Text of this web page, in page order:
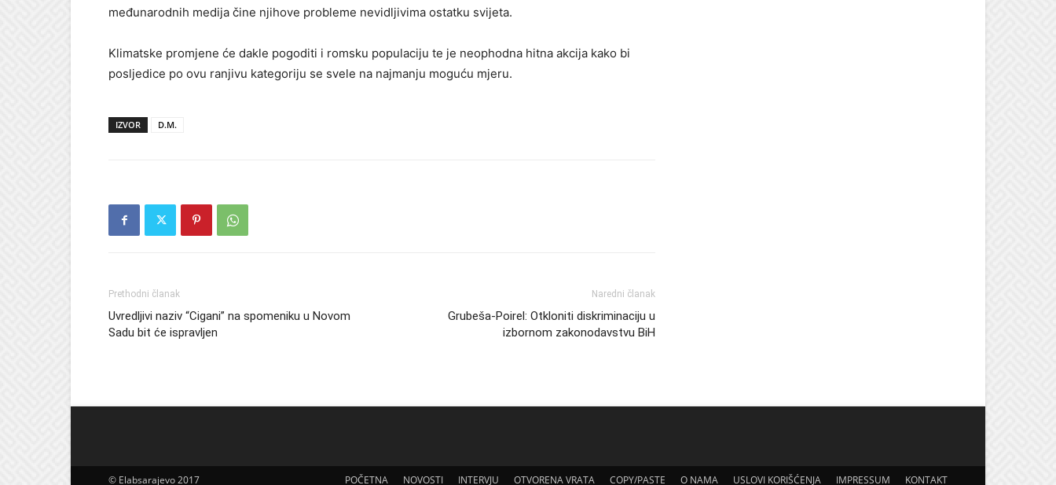
međunarodnih medija čine njihove probleme nevidljivima ostatku svijeta.
Klimatske promjene će dakle pogoditi i romsku populaciju te je neophodna hitna akcija kako bi
posljedice po ovu ranjivu kategoriju se svele na najmanju moguću mjeru.
IZVOR D.M.
Prethodni članak
Uvredljivi naziv “Cigani” na spomeniku u Novom
Sadu bit će ispravljen
Naredni članak
Grubeša-Poirel: Otkloniti diskriminaciju u
izbornom zakonodavstvu BiH
POČETNA NOVOSTI INTERVJU OTVORENA VRATA COPY/PASTE O NAMA USLOVI KORIŠĆENJA IMPRESSUM KONTAKT
© Elabsarajevo 2017